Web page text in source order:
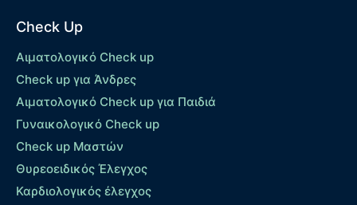
Check Up
Αιματολογικό Check up
Check up για Άνδρες
Αιματολογικό Check up για Παιδιά
Γυναικολογικό Check up
Check up Μαστών
Θυρεοειδικός Έλεγχος
Καρδιολογικός έλεγχος